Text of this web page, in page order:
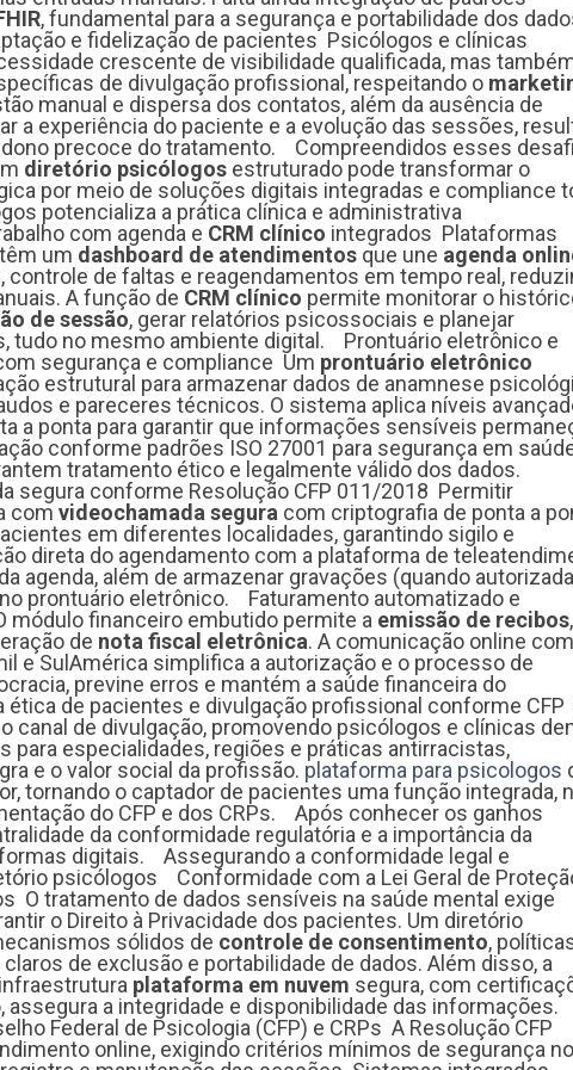
, fundamental para a segurança e portabilidade dos
e fidelização de pacientes Psicólogos e clínicas
crescente de visibilidade qualificada, mas
de divulgação profissional, respeitando o
manual e dispersa dos contatos, além da ausência de
a experiência do paciente e a evolução das sessões,
precoce do tratamento. Compreendidos esses
diretório psicólogos estruturado pode transformar o
por meio de soluções digitais integradas e compliance
potencializa a prática clínica e administrativa
com agenda e CRM clínico integrados Plataformas
um dashboard de atendimentos que une agenda
de faltas e reagendamentos em tempo real,
A função de CRM clínico permite monitorar o
de sessão, gerar relatórios psicossociais e planejar
tudo no mesmo ambiente digital. Prontuário eletrônico e
segurança e compliance Um prontuário eletrônico
estrutural para armazenar dados de anamnese
e pareceres técnicos. O sistema aplica níveis
a ponta para garantir que informações sensíveis
conforme padrões ISO 27001 para segurança em
tratamento ético e legalmente válido dos dados.
segura conforme Resolução CFP 011/2018 Permitir
com videochamada segura com criptografia de ponta a
em diferentes localidades, garantindo sigilo e
direta do agendamento com a plataforma de
agenda, além de armazenar gravações (quando
prontuário eletrônico. Faturamento automatizado e
módulo financeiro embutido permite a emissão de recibos,
de nota fiscal eletrônica. A comunicação online com
e SulAmérica simplifica a autorização e o processo de
previne erros e mantém a saúde financeira do
de pacientes e divulgação profissional conforme CFP
canal de divulgação, promovendo psicólogos e clínicas
para especialidades, regiões e práticas antirracistas,
e o valor social da profissão. plataforma para psicologos
tornando o captador de pacientes uma função integrada,
do CFP e dos CRPs. Após conhecer os ganhos
da conformidade regulatória e a importância da
digitais. Assegurando a conformidade legal e
psicólogos Conformidade com a Lei Geral de
O tratamento de dados sensíveis na saúde mental exige
o Direito à Privacidade dos pacientes. Um diretório
sólidos de controle de consentimento,
de exclusão e portabilidade de dados. Além disso, a
plataforma em nuvem segura, com
assegura a integridade e disponibilidade das informações.
Federal de Psicologia (CFP) e CRPs A Resolução CFP
online, exigindo critérios mínimos de segurança no